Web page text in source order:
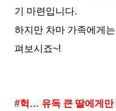
기 마련입니다.
하지만 차마 가족에게
펴보시죠~!
#헉… 유독 큰 딸에게